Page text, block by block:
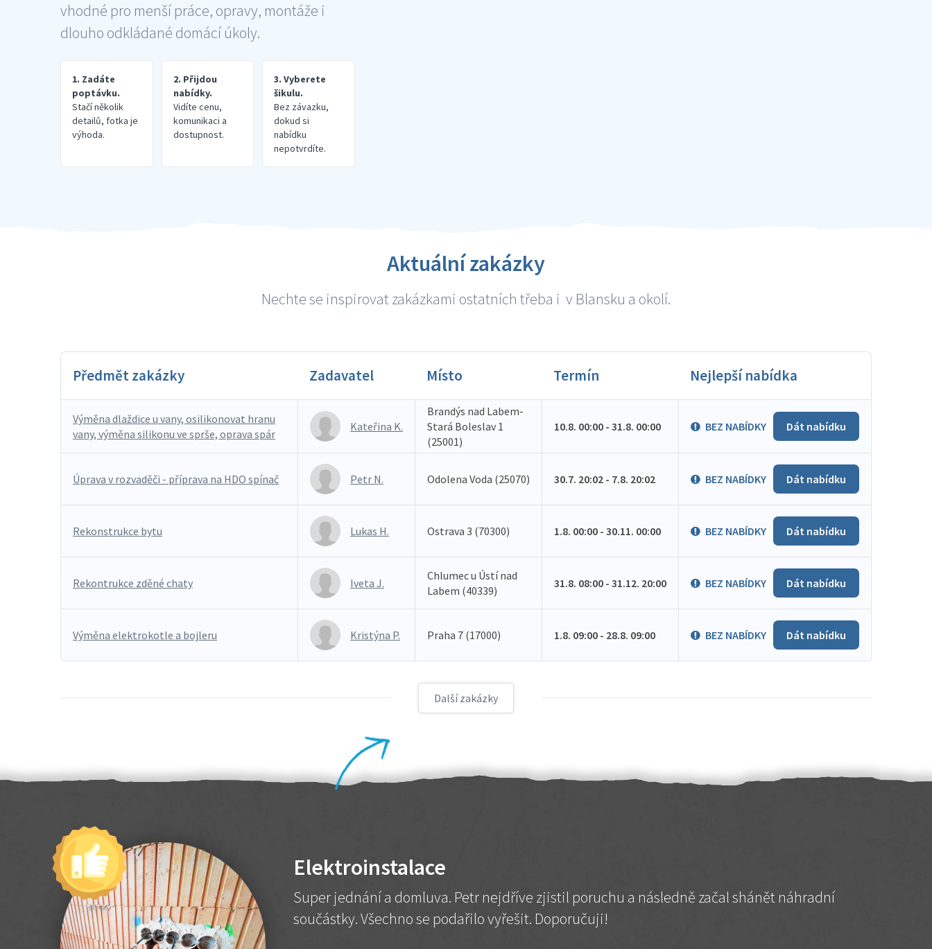
vhodné pro menší práce, opravy, montáže i
dlouho odkládané domácí úkoly.
1. Zadáte
poptávku.
Stačí několik
detailů, fotka je
výhoda.
2. Přijdou
nabídky.
Vidíte cenu,
komunikaci a
dostupnost.
3. Vyberete
šikulu.
Bez závazku,
dokud si
nabídku
nepotvrdíte.
Aktuální zakázky
Nechte se inspirovat zakázkami ostatních třeba i v Blansku a okolí.
Předmět zakázky Zadavatel Místo Termín Nejlepší nabídka
Výměna dlaždice u vany, osilikonovat hranu
vany, výměna silikonu ve sprše, oprava spár
Kateřina K.
Brandýs nad Labem-
Stará Boleslav 1
(25001)
10.8. 00:00 - 31.8. 00:00 BEZ NABÍDKY Dát nabídku
Úprava v rozvaděči - příprava na HDO spínač Petr N. Odolena Voda (25070) 30.7. 20:02 - 7.8. 20:02 BEZ NABÍDKY Dát nabídku
Rekonstrukce bytu Lukas H. Ostrava 3 (70300) 1.8. 00:00 - 30.11. 00:00 BEZ NABÍDKY Dát nabídku
Rekontrukce zděné chaty Iveta J.
Chlumec u Ústí nad
Labem (40339)
31.8. 08:00 - 31.12. 20:00 BEZ NABÍDKY Dát nabídku
Výměna elektrokotle a bojleru Kristýna P. Praha 7 (17000) 1.8. 09:00 - 28.8. 09:00 BEZ NABÍDKY Dát nabídku
Další zakázky
Elektroinstalace
Super jednání a domluva. Petr nejdříve zjistil poruchu a následně začal shánět náhradní
součástky. Všechno se podařilo vyřešit. Doporučuji!